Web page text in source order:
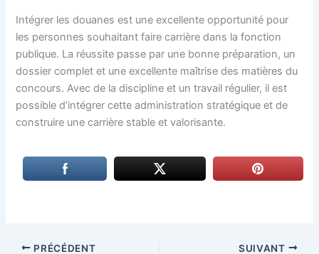
Intégrer les douanes est une excellente opportunité pour
les personnes souhaitant faire carrière dans la fonction
publique. La réussite passe par une bonne préparation, un
dossier complet et une excellente maîtrise des matières du
concours. Avec de la discipline et un travail régulier, il est
possible d’intégrer cette administration stratégique et de
construire une carrière stable et valorisante.
PRÉCÉDENT SUIVANT